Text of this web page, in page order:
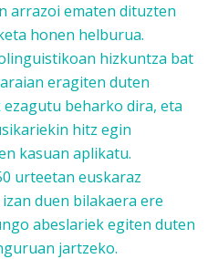
arrazoi ematen dituzten
honen helburua.
hizkuntza bat
eragiten duten
beharko dira, eta
hitz egin
kasuan aplikatu.
urteetan euskaraz
duen bilakaera ere
abeslariek egiten duten
jartzeko.